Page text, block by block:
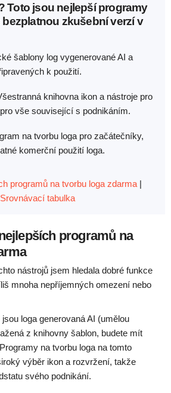
Toto jsou nejlepší programy
zkušební verzí v
šablony log vygenerované AI a
k použití.
knihovna ikon a nástroje pro
vše související s podnikáním.
na tvorbu loga pro začátečníky,
komerční použití loga.
programů na tvorbu loga zdarma|
Srovnávací tabulka
programů na
nástrojů jsem hledala dobré funkce
mnoha nepříjemných omezení nebo
loga generovaná AI (umělou
z knihovny šablon, budete mít
na tvorbu loga na tomto
výběr ikon a rozvržení, takže
svého podnikání.